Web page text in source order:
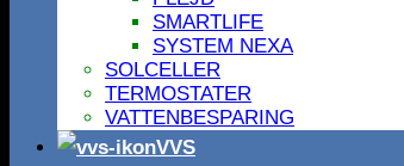
SMARTLIFE
SYSTEM NEXA
SOLCELLER
TERMOSTATER
VATTENBESPARING
VVS